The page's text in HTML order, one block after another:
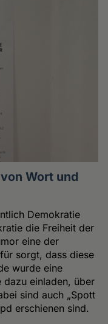
Wort und
Demokratie
die Freiheit der
eine der
sorgt, dass diese
wurde eine
dazu einladen, über
sind auch „Spott
erschienen sind.